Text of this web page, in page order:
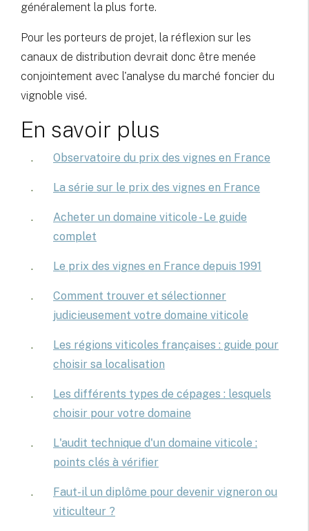
généralement la plus forte.
Pour les porteurs de projet, la réflexion sur les
canaux de distribution devrait donc être menée
conjointement avec l'analyse du marché foncier du
vignoble visé.
En savoir plus
Observatoire du prix des vignes en France
La série sur le prix des vignes en France
Acheter un domaine viticole - Le guide
complet
Le prix des vignes en France depuis 1991
Comment trouver et sélectionner
judicieusement votre domaine viticole
Les régions viticoles françaises : guide pour
choisir sa localisation
Les différents types de cépages : lesquels
choisir pour votre domaine
L'audit technique d'un domaine viticole :
points clés à vérifier
Faut-il un diplôme pour devenir vigneron ou
viticulteur ?